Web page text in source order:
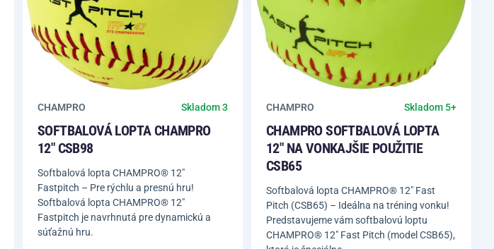
CHAMPRO Skladom 3
SOFTBALOVÁ LOPTA CHAMPRO
12" CSB98
Softbalová lopta CHAMPRO® 12"
Fastpitch – Pre rýchlu a presnú hru!
Softbalová lopta CHAMPRO® 12"
Fastpitch je navrhnutá pre dynamickú a
súťažnú hru.
CHAMPRO Skladom 5+
CHAMPRO SOFTBALOVÁ LOPTA
12" NA VONKAJŠIE POUŽITIE
CSB65
Softbalová lopta CHAMPRO® 12" Fast
Pitch (CSB65) – Ideálna na tréning vonku!
Predstavujeme vám softbalovú loptu
CHAMPRO® 12" Fast Pitch (model CSB65),